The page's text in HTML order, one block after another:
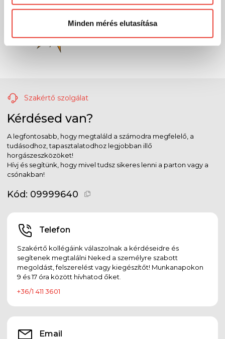
Előre is köszönjük!
Minden mérés elutasítása
Szakértő szolgálat
Kérdésed van?
A legfontosabb, hogy megtaláld a számodra megfelelő, a
tudásodhoz, tapasztalatodhoz legjobban illő
horgászeszközöket!
Hívj és segítünk, hogy mivel tudsz sikeres lenni a parton vagy a
csónakban!
Kód: 09999640
Telefon
Szakértő kollégáink válaszolnak a kérdéseidre és
segítenek megtalálni Neked a személyre szabott
megoldást, felszerelést vagy kiegészítőt! Munkanapokon
9 és 17 óra között hívhatod őket.
+36/1 411 3601
Email